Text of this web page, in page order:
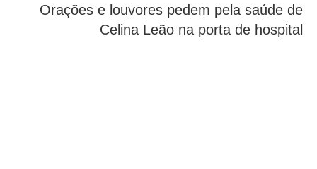
Orações e louvores pedem pela saúde de
Celina Leão na porta de hospital